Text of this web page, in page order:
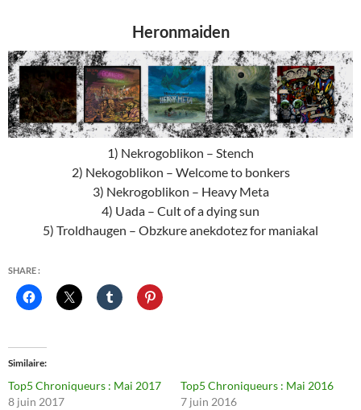
Heronmaiden
1) Nekrogoblikon – Stench
2) Nekogoblikon – Welcome to bonkers
3) Nekrogoblikon – Heavy Meta
4) Uada – Cult of a dying sun
5) Troldhaugen – Obzkure anekdotez for maniakal
SHARE :
Similaire
Top5 Chroniqueurs : Mai 2017
8 juin 2017
Top5 Chroniqueurs : Mai 2016
7 juin 2016